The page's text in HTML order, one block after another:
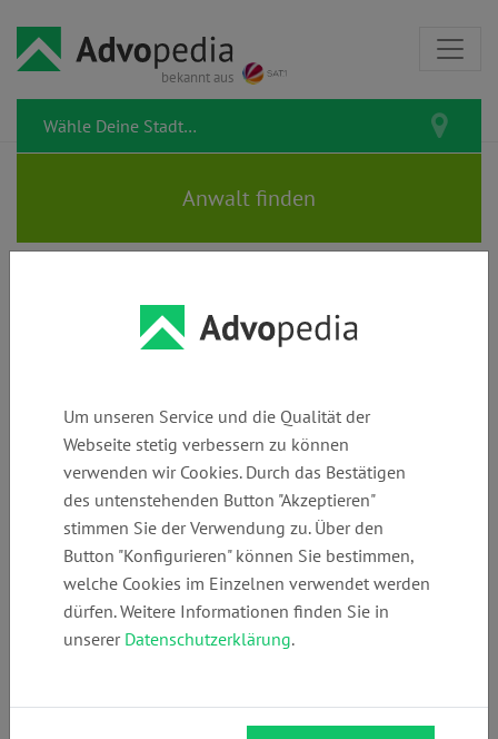
bekannt aus
Rechtstipps zum Thema
Stundung
Um unseren Service und die Qualität der
Webseite stetig verbessern zu können
verwenden wir Cookies. Durch das Bestätigen
des untenstehenden Button "Akzeptieren"
stimmen Sie der Verwendung zu. Über den
Button "Konfigurieren" können Sie bestimmen,
welche Cookies im Einzelnen verwendet werden
dürfen. Weitere Informationen finden Sie in
unserer Datenschutzerklärung.